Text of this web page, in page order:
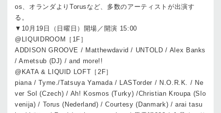
os、オランダよりTorusなど、多数のアーティストが出演す
る。
▼10月19日（日曜日）開場／開演 15:00
@LIQUIDROOM［1F］
ADDISON GROOVE / Matthewdavid / UNTOLD / Alex Banks
/ Ametsub (DJ) / and more!!
@KATA & LIQUID LOFT［2F］
piana / Tyme./Tatsuya Yamada / LASTorder / N.O.R.K. / Ne
ver Sol (Czech) / Ah! Kosmos (Turky) /Christian Kroupa (Slo
venija) / Torus (Nederland) / Courtesy (Danmark) / arai tasu